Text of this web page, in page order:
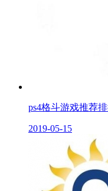
ps4格斗游戏推荐
2019-05-15